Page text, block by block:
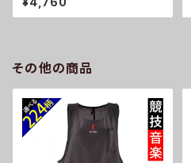
ル 軽量 レディース メンズ 雑貨
グッズ 自社ブランド 柄 馬 豚 魚
その他の商品